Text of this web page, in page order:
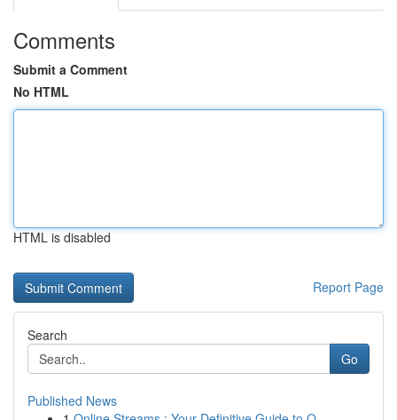
Comments
Submit a Comment
No HTML
HTML is disabled
Report Page
Search
Go
Published News